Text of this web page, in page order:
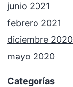
junio 2021
febrero 2021
diciembre 2020
mayo 2020
Categorías